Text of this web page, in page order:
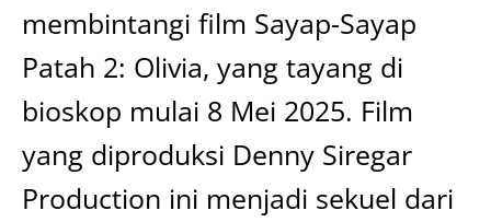
membintangi film Sayap-Sayap
Patah 2: Olivia, yang tayang di
bioskop mulai 8 Mei 2025. Film
yang diproduksi Denny Siregar
Production ini menjadi sekuel dari